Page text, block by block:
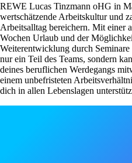
REWE Lucas Tinzmann oHG in
wertschätzende Arbeitskultur und
Arbeitsalltag bereichern. Mit einer
Wochen Urlaub und der
Weiterentwicklung durch
nur ein Teil des Teams, sondern
deines beruflichen Werdegangs
einem unbefristeten
dich in allen Lebenslagen